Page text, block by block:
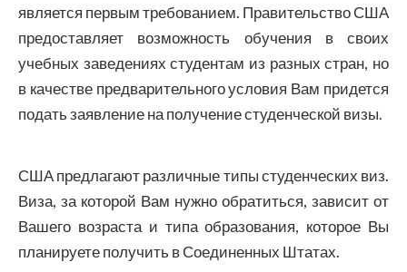
является первым требованием. Правительство США
предоставляет возможность обучения в своих
учебных заведениях студентам из разных стран, но
в качестве предварительного условия Вам придется
подать заявление на получение студенческой визы.
США предлагают различные типы студенческих виз.
Виза, за которой Вам нужно обратиться, зависит от
Вашего возраста и типа образования, которое Вы
планируете получить в Соединенных Штатах.